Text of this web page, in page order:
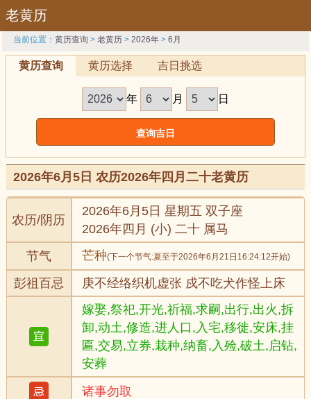
老黄历
当前位置：黄历查询 >老黄历 >2026年 >6月
黄历查询 黄历选择 吉日挑选
年 月 日
2026年6月5日 农历2026年四月二十老黄历
农历/阴历
2026年6月5日 星期五 双子座
2026年四月 (小) 二十 属马
节气
芒种(下一个节气:夏至于2026年6月21日16:24:12开始)
彭祖百忌
庚不经络织机虚张 戍不吃犬作怪上床
嫁娶,祭祀,开光,祈福,求嗣,出行,出火,拆
卸,动土,修造,进人口,入宅,移徙,安床,挂
匾,交易,立券,栽种,纳畜,入殓,破土,启钻,
安葬
诸事勿取